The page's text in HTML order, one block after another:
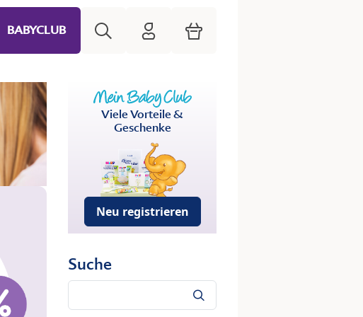
BABYCLUB HiPP Mein Babyclub
Warenkorb
Viele Vorteile &
Geschenke
Neu registrieren
Suche